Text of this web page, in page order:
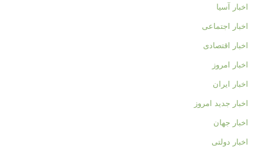
اخبار آسیا
اخبار اجتماعی
اخبار اقتصادی
اخبار امروز
اخبار ایران
اخبار جدید امروز
اخبار جهان
اخبار دولتی